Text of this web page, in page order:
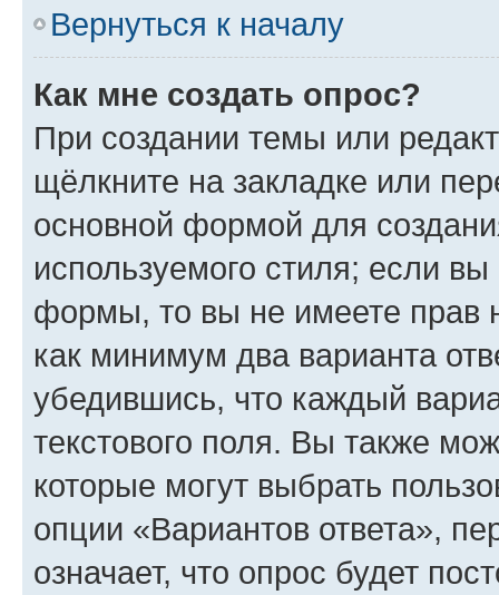
Вернуться к началу
Как мне создать опрос?
При создании темы или
щёлкните на закладке или
основной формой для
используемого стиля; если
формы, то вы не имеете прав
как минимум два варианта
убедившись, что каждый
текстового поля. Вы также
которые могут выбрать
опции «Вариантов ответа»,
означает, что опрос будет